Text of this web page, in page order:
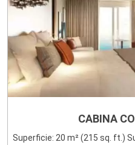
CABINA
Superficie: 20 m² (215 sq. ft.)